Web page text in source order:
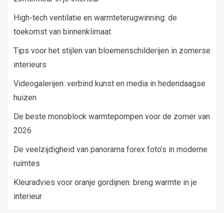
High-tech ventilatie en warmteterugwinning: de
toekomst van binnenklimaat
Tips voor het stijlen van bloemenschilderijen in zomerse
interieurs
Videogalerijen: verbind kunst en media in hedendaagse
huizen
De beste monoblock warmtepompen voor de zomer van
2026
De veelzijdigheid van panorama forex foto’s in moderne
ruimtes
Kleuradvies voor oranje gordijnen: breng warmte in je
interieur